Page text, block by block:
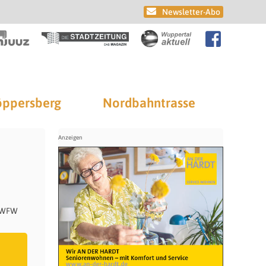
Newsletter-Abo
Nordbahntrasse